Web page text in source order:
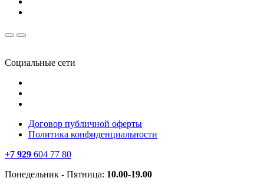
Социальные сети
Договор публичной оферты
Политика конфиденциальности
+7 929 604 77 80
Понедельник - Пятница: 10.00-19.00